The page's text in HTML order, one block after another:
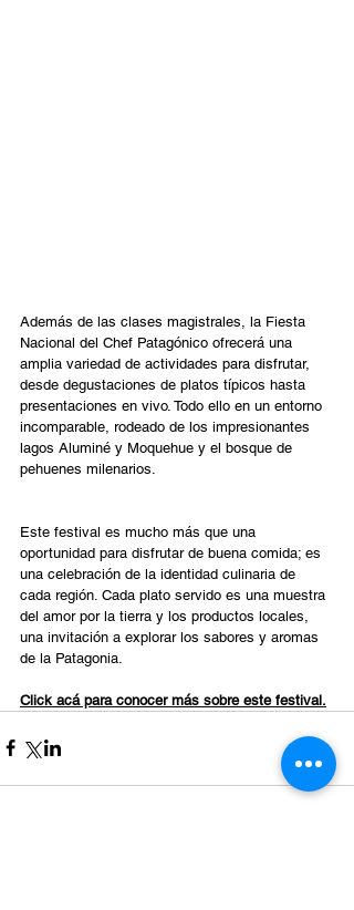
Además de las clases magistrales, la Fiesta
Nacional del Chef Patagónico ofrecerá una
amplia variedad de actividades para disfrutar,
desde degustaciones de platos típicos hasta
presentaciones en vivo. Todo ello en un entorno
incomparable, rodeado de los impresionantes
lagos Aluminé y Moquehue y el bosque de
pehuenes milenarios.
Este festival es mucho más que una
oportunidad para disfrutar de buena comida; es
una celebración de la identidad culinaria de
cada región. Cada plato servido es una muestra
del amor por la tierra y los productos locales,
una invitación a explorar los sabores y aromas
de la Patagonia.
Click acá para conocer más sobre este festival.